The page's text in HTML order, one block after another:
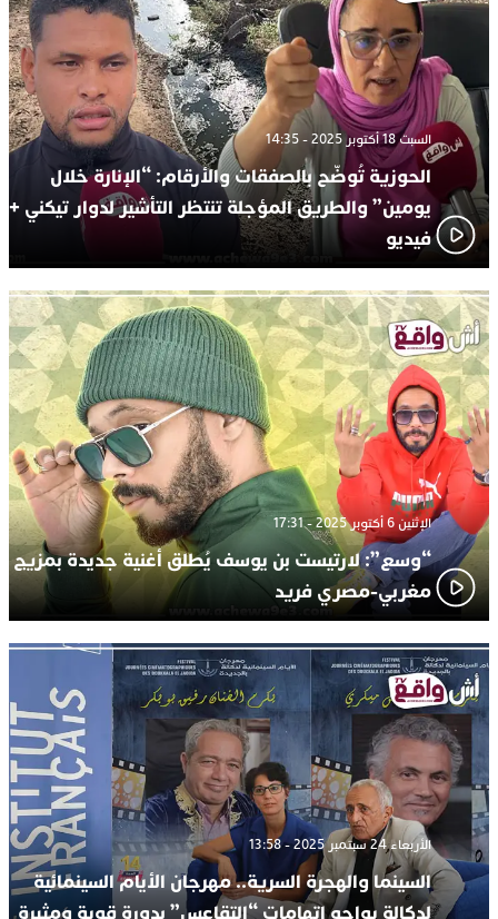
السبت 18 أكتوبر 2025 - 14:35
الحوزية تُوضّح بالصفقات والأرقام: “الإنارة خلال
يومين” والطريق المؤجلة تنتظر التأشير لدوار تيكني +
فيديو
الإثنين 6 أكتوبر 2025 - 17:31
“وسع”: لارتيست بن يوسف يُطلق أغنية جديدة بمزيج
مغربي-مصري فريد
الأربعاء 24 سبتمبر 2025 - 13:58
السينما والهجرة السرية.. مهرجان الأيام السينمائية
لدكالة يواجه اتهامات “التقاعس” بدورة قوية ومثيرة